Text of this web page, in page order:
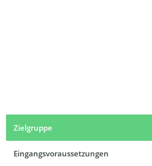
Zielgruppe
Eingangsvoraussetzungen